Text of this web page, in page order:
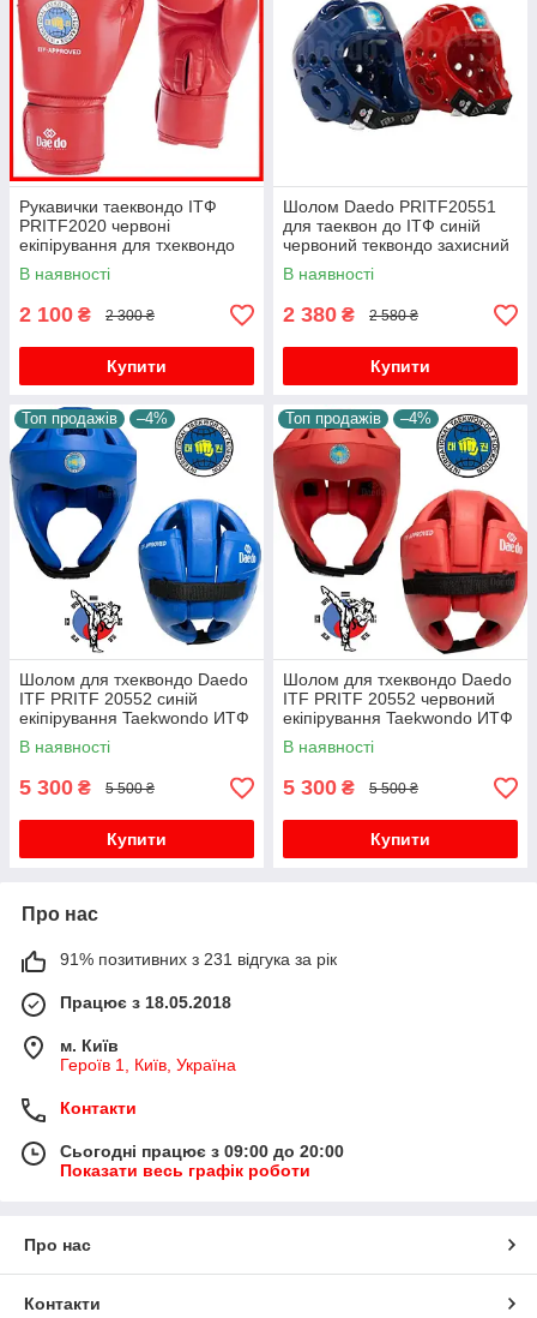
Рукавички таеквондо ІТФ
PRITF2020 червоні
екіпірування для тхеквондо
ITF поліуретан
В наявності
2 100 ₴ 2 300 ₴
Купити
Шолом Daedo PRITF20551
для таеквон до ІТФ синій
червоний теквондо захисний
шолом тренувальний для
єдиноборств
В наявності
2 380 ₴ 2 580 ₴
Купити
Топ продажів –4%
Шолом для тхеквондо Daedo
ITF PRITF 20552 синій
екіпірування Taekwondo ИТФ
В наявності
5 300 ₴ 5 500 ₴
Купити
Топ продажів –4%
Шолом для тхеквондо Daedo
ITF PRITF 20552 червоний
екіпірування Taekwondo ИТФ
В наявності
5 300 ₴ 5 500 ₴
Купити
Про нас
91% позитивних з 231 відгука за рік
Працює з 18.05.2018
м. Київ
Героїв 1, Київ, Україна
Контакти
Сьогодні працює з 09:00 до 20:00
Показати весь графік роботи
Про нас
Контакти